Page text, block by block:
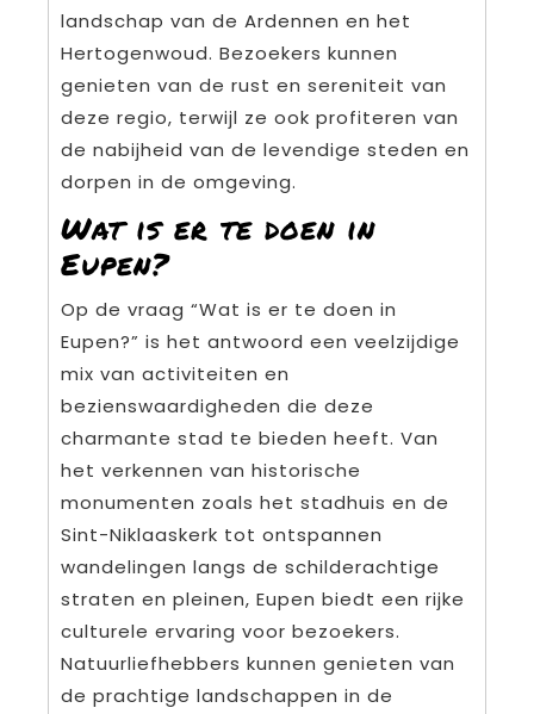
landschap van de Ardennen en het
Hertogenwoud. Bezoekers kunnen
genieten van de rust en sereniteit van
deze regio, terwijl ze ook profiteren van
de nabijheid van de levendige steden en
dorpen in de omgeving.
Wat is er te doen in
Eupen?
Op de vraag “Wat is er te doen in
Eupen?” is het antwoord een veelzijdige
mix van activiteiten en
bezienswaardigheden die deze
charmante stad te bieden heeft. Van
het verkennen van historische
monumenten zoals het stadhuis en de
Sint-Niklaaskerk tot ontspannen
wandelingen langs de schilderachtige
straten en pleinen, Eupen biedt een rijke
culturele ervaring voor bezoekers.
Natuurliefhebbers kunnen genieten van
de prachtige landschappen in de